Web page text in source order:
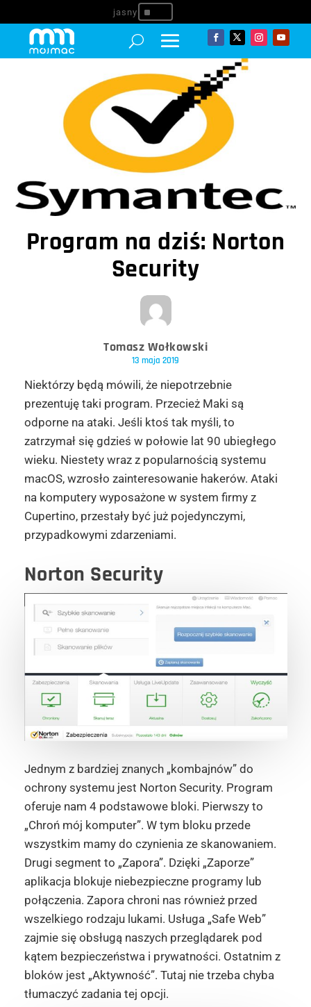
^
Program na dziś: Norton
Security
Tomasz Wołkowski
13 maja 2019
Niektórzy będą mówili, że niepotrzebnie
prezentuję taki program. Przecież Maki są
odporne na ataki. Jeśli ktoś tak myśli, to
zatrzymał się gdzieś w połowie lat 90 ubiegłego
wieku. Niestety wraz z popularnością systemu
macOS, wzrosło zainteresowanie hakerów. Ataki
na komputery wyposażone w system firmy z
Cupertino, przestały być już pojedynczymi,
przypadkowymi zdarzeniami.
Norton Security
Jednym z bardziej znanych „kombajnów” do
ochrony systemu jest Norton Security. Program
oferuje nam 4 podstawowe bloki. Pierwszy to
„Chroń mój komputer”. W tym bloku przede
wszystkim mamy do czynienia ze skanowaniem.
Drugi segment to „Zapora”. Dzięki „Zaporze”
aplikacja blokuje niebezpieczne programy lub
połączenia. Zapora chroni nas również przed
wszelkiego rodzaju lukami. Usługa „Safe Web”
zajmie się obsługą naszych przeglądarek pod
kątem bezpieczeństwa i prywatności. Ostatnim z
bloków jest „Aktywność”. Tutaj nie trzeba chyba
tłumaczyć zadania tej opcji.